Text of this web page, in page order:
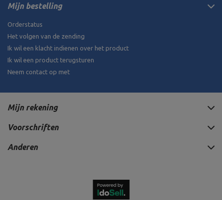
Mijn bestelling
Orderstatus
Het volgen van de zending
Ik wil een klacht indienen over het product
Ik wil een product terugsturen
Neem contact op met
Mijn rekening
Voorschriften
Anderen